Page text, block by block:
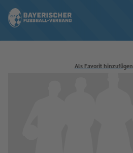
Als Favorit hinzufügen